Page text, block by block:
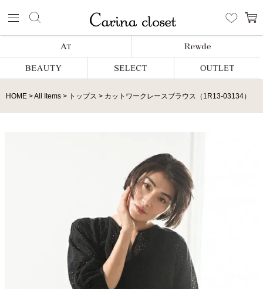
HOME All Items トップス カットワークレースブラウス（1R13-03134）